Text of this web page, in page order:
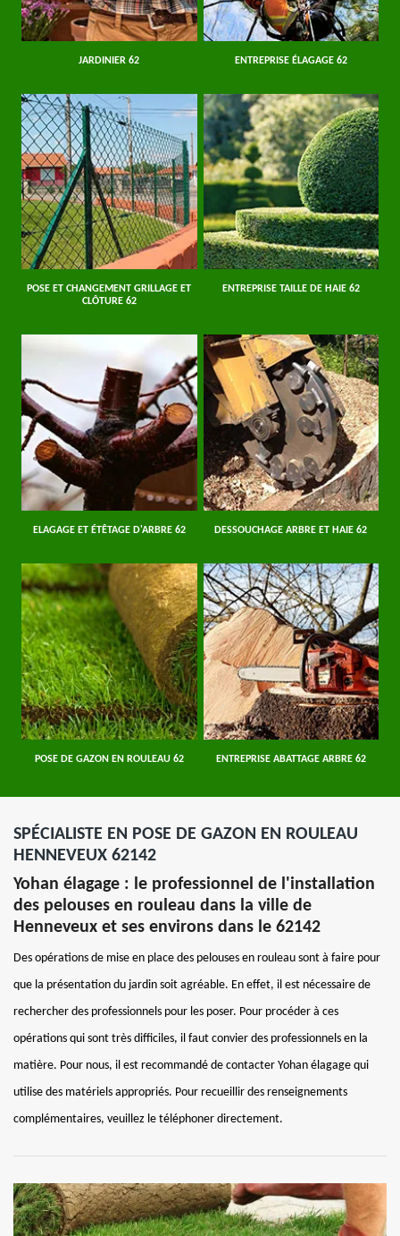
JARDINIER 62 ENTREPRISE ÉLAGAGE 62
POSE ET CHANGEMENT GRILLAGE ET
CLÔTURE 62
ENTREPRISE TAILLE DE HAIE 62
ELAGAGE ET ÉTÊTAGE D'ARBRE 62 DESSOUCHAGE ARBRE ET HAIE 62
POSE DE GAZON EN ROULEAU 62 ENTREPRISE ABATTAGE ARBRE 62
SPÉCIALISTE EN POSE DE GAZON EN ROULEAU
HENNEVEUX 62142
Yohan élagage : le professionnel de l'installation
des pelouses en rouleau dans la ville de
Henneveux et ses environs dans le 62142
Des opérations de mise en place des pelouses en rouleau sont à faire pour
que la présentation du jardin soit agréable. En effet, il est nécessaire de
rechercher des professionnels pour les poser. Pour procéder à ces
opérations qui sont très difficiles, il faut convier des professionnels en la
matière. Pour nous, il est recommandé de contacter Yohan élagage qui
utilise des matériels appropriés. Pour recueillir des renseignements
complémentaires, veuillez le téléphoner directement.